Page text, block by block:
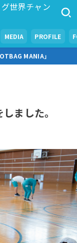
世界チャン
MEDIA PROFILE
MANIA」
ました。